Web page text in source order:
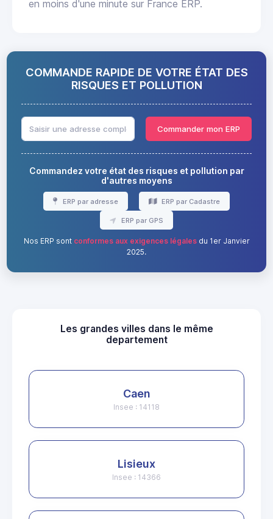
en moins d'une minute sur France ERP.
COMMANDE RAPIDE DE VOTRE ÉTAT DES
RISQUES ET POLLUTION
Commander mon ERP
Commandez votre état des risques et pollution par
d'autres moyens
ERP par adresse ERP par Cadastre
ERP par GPS
Nos ERP sont conformes aux exigences légalesdu 1er Janvier
2025.
Les grandes villes dans le même
departement
Caen
Insee : 14118
Lisieux
Insee : 14366